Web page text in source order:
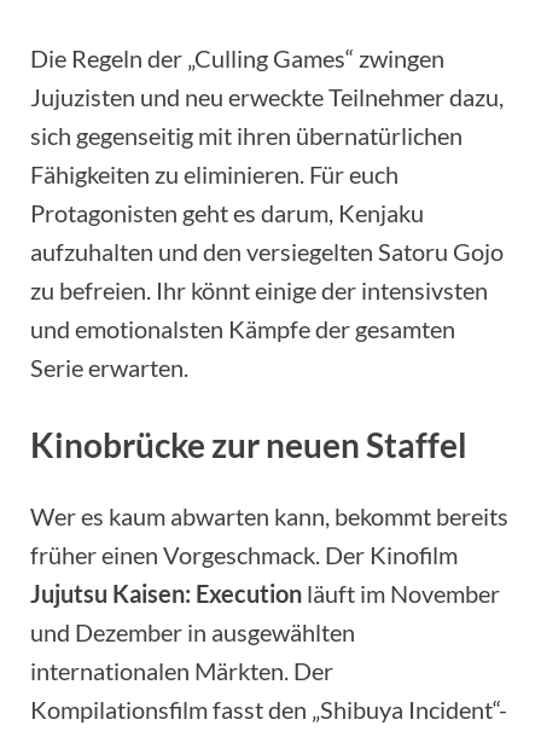
Die Regeln der „Culling Games“ zwingen
Jujuzisten und neu erweckte Teilnehmer dazu,
sich gegenseitig mit ihren übernatürlichen
Fähigkeiten zu eliminieren. Für euch
Protagonisten geht es darum, Kenjaku
aufzuhalten und den versiegelten Satoru Gojo
zu befreien. Ihr könnt einige der intensivsten
und emotionalsten Kämpfe der gesamten
Serie erwarten.
Kinobrücke zur neuen Staffel
Wer es kaum abwarten kann, bekommt bereits
früher einen Vorgeschmack. Der Kinofilm
Jujutsu Kaisen: Execution läuft im November
und Dezember in ausgewählten
internationalen Märkten. Der
Kompilationsfilm fasst den „Shibuya Incident“-